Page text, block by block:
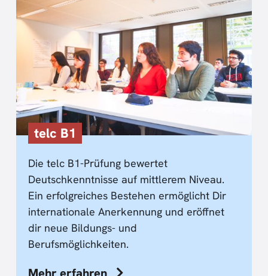
telc B1
Die telc B1-Prüfung bewertet
Deutschkenntnisse auf mittlerem Niveau.
Ein erfolgreiches Bestehen ermöglicht Dir
internationale Anerkennung und eröffnet
dir neue Bildungs- und
Berufsmöglichkeiten.